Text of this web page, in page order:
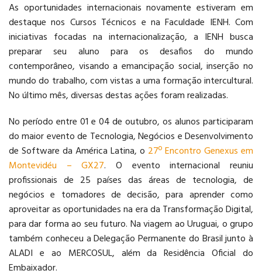
As oportunidades internacionais novamente estiveram em
destaque nos Cursos Técnicos e na Faculdade IENH. Com
iniciativas focadas na internacionalização, a IENH busca
preparar seu aluno para os desafios do mundo
contemporâneo, visando a emancipação social, inserção no
mundo do trabalho, com vistas a uma formação intercultural.
No último mês, diversas destas ações foram realizadas.
No período entre 01 e 04 de outubro, os alunos participaram
do maior evento de Tecnologia, Negócios e Desenvolvimento
de Software da América Latina, o 27º Encontro Genexus em
Montevidéu – GX27. O evento internacional reuniu
profissionais de 25 países das áreas de tecnologia, de
negócios e tomadores de decisão, para aprender como
aproveitar as oportunidades na era da Transformação Digital,
para dar forma ao seu futuro. Na viagem ao Uruguai, o grupo
também conheceu a Delegação Permanente do Brasil junto à
ALADI e ao MERCOSUL, além da Residência Oficial do
Embaixador.